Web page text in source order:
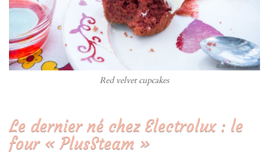
Red velvet cupcakes
Le dernier né chez Electrolux : le
four « PlusSteam »